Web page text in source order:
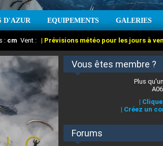
D'AZUR EQUIPEMENTS GALERIES
:°C Prévisions météo pour les jours à venir
: cm Vent : | Prévisions météo pour les jours à
des Alpes-Maritimes
Vous êtes membre ?
Plus
|
| Créez un
Forums